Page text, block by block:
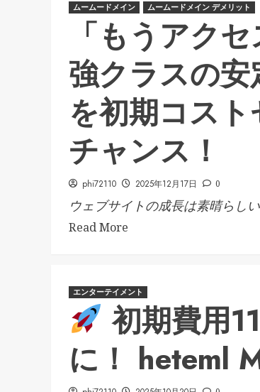
ムームードメイン ムームードメイン デメリット
「もうアク
強クラスの
を初期コス
チャンス！
phi72110 2025年12月17日 0
ウェブサイトの成長は素晴らし
Read More
エンターテイメント
初期費用
に！ heteml